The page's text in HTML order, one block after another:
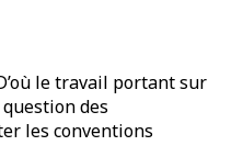
le travail portant sur
des
les conventions